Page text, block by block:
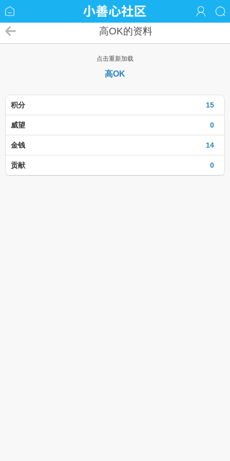
高OK的资料
点击重新加载
高OK
15
积分
0
威望
14
金钱
0
贡献